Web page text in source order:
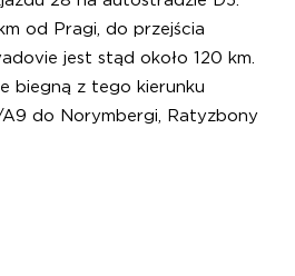
od Pragi, do przejścia
jest stąd około 120 km.
biegną z tego kierunku
do Norymbergi, Ratyzbony